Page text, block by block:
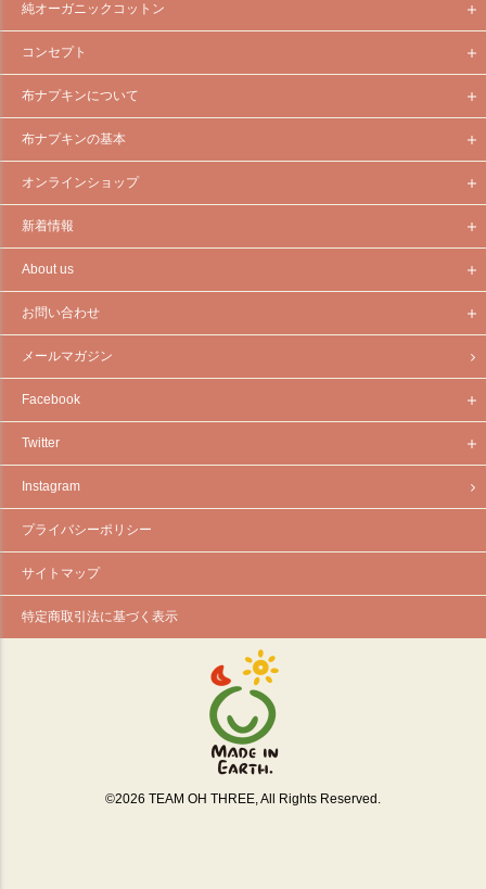
純オーガニックコットン
コンセプト
布ナプキンについて
布ナプキンの基本
オンラインショップ
新着情報
About us
お問い合わせ
メールマガジン
Facebook
Twitter
Instagram
プライバシーポリシー
サイトマップ
特定商取引法に基づく表示
©2026 TEAM OH THREE, All Rights Reserved.